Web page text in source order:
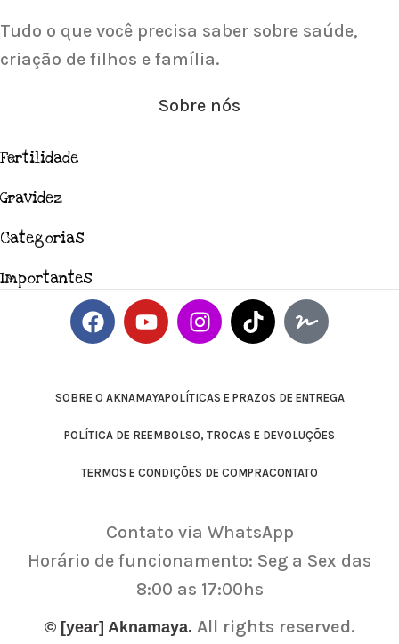
Tudo o que você precisa saber sobre saúde,
criação de filhos e família.
Sobre nós
Fertilidade
Gravidez
Categorias
Importantes
SOBRE O AKNAMAYAPOLÍTICAS E PRAZOS DE ENTREGA
POLÍTICA DE REEMBOLSO, TROCAS E DEVOLUÇÕES
TERMOS E CONDIÇÕES DE COMPRACONTATO
Contato via WhatsApp
Horário de funcionamento: Seg a Sex das
8:00 as 17:00hs
© [year] Aknamaya. All rights reserved.